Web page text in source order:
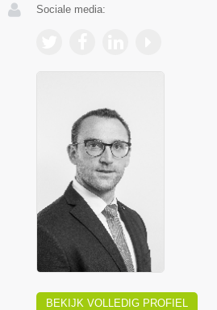
Sociale media:
BEKIJK VOLLEDIG PROFIEL